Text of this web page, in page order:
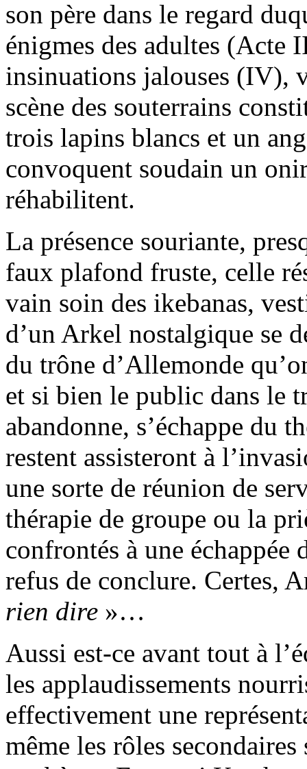
son père dans le regard
énigmes des adultes (Acte
insinuations jalouses (IV),
scène des souterrains
trois lapins blancs et un
convoquent soudain un
réhabilitent.
La présence souriante,
faux plafond fruste, celle
vain soin des ikebanas,
d’un Arkel nostalgique se
du trône d’Allemonde
et si bien le public dans le
abandonne, s’échappe du
restent assisteront à
une sorte de réunion de
thérapie de groupe ou la
confrontés à une
refus de conclure. Certes,
rien dire »…
Aussi est-ce avant tout à
les applaudissements
effectivement une
même les rôles